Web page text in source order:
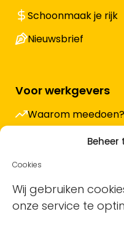
Cookies
Wij gebruiken
onze service te
Schoonmaak je rijk
Nieuwsbrief
Voor werkgevers
Waarom meedoen?
Hoe werkt het en
Vacature plaatsen
Sollicitanten
Blog